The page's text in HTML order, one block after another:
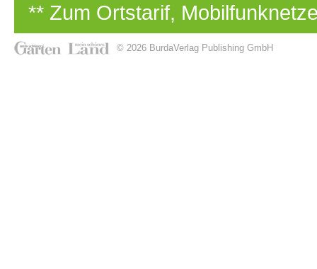
** Zum Ortstarif,
© 2026 BurdaVerlag Publishing GmbH